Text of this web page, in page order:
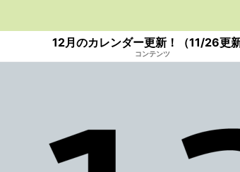
12月のカレンダー更新！（11/26更新
コンテンツ